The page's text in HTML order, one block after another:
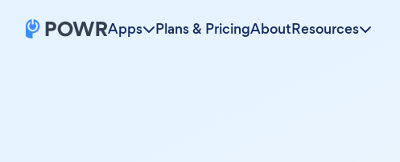
Apps Plans & PricingAboutResources